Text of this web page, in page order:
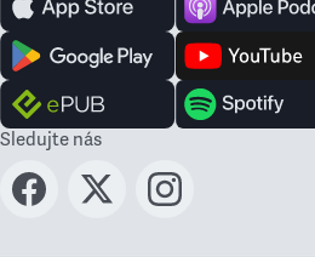
Sledujte nás